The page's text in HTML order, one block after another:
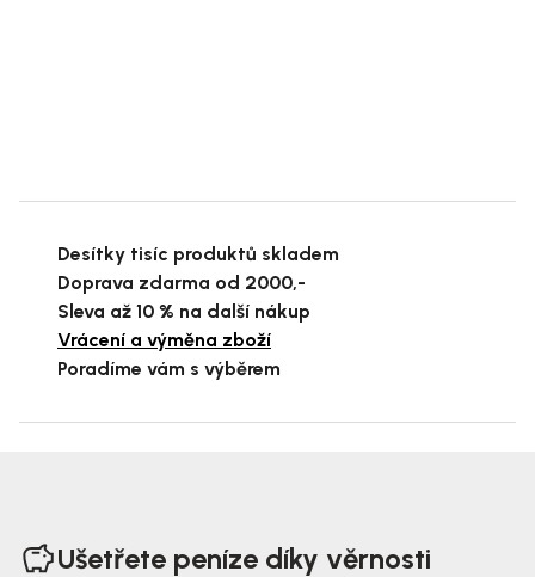
Desítky tisíc produktů skladem
Doprava zdarma od 2000,-
Sleva až 10 % na další nákup
Vrácení a výměna zboží
Poradíme vám s výběrem
Ušetřete peníze díky věrnosti